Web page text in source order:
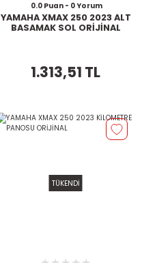
0.0 Puan - 0 Yorum
YAMAHA XMAX 250 2023 ALT
BASAMAK SOL ORİJİNAL
1.313,51 TL
TÜKENDİ